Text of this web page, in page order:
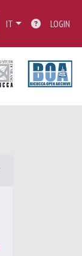
IT LOGIN